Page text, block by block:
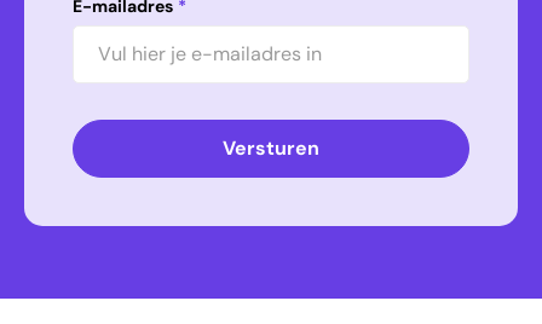
E-mailadres *
Versturen